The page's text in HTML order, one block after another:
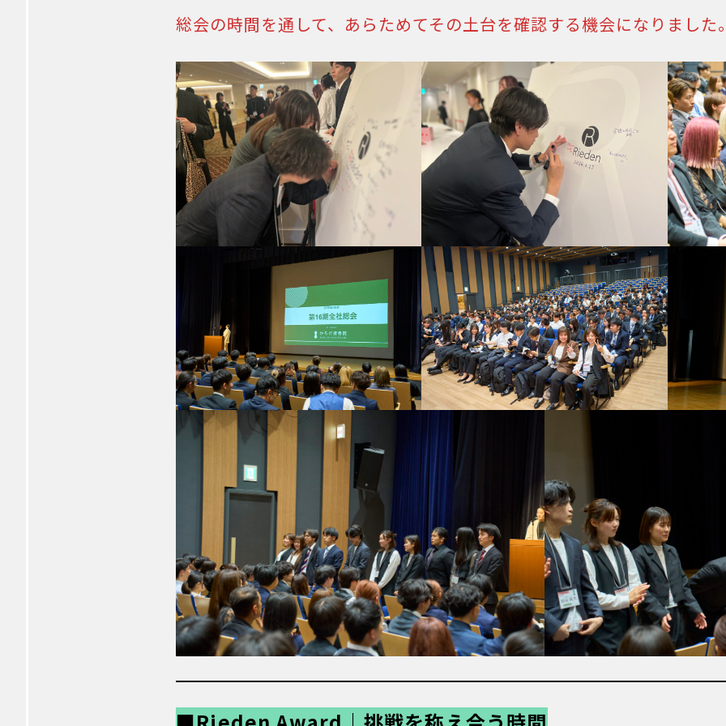
総会の時間を通して、あらためてその土台を確認する機会になりました